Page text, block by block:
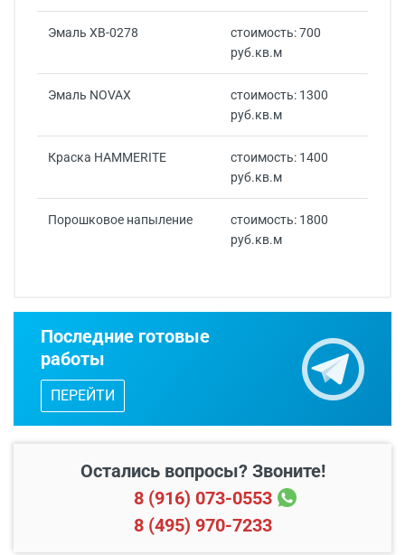
Эмаль ХВ-0278
стоимость: 700
руб.кв.м
Эмаль NOVAX
стоимость: 1300
руб.кв.м
Краска HAMMERITE
стоимость: 1400
руб.кв.м
Порошковое напыление
стоимость: 1800
руб.кв.м
радиусе 20 км от него
Свыше 20 км от МКАД
Первый этаж от 900 руб.
Последние готовые
работы
ПЕРЕЙТИ
Остались вопросы? Звоните!
8 (916) 073-0553
8 (495) 970-7233